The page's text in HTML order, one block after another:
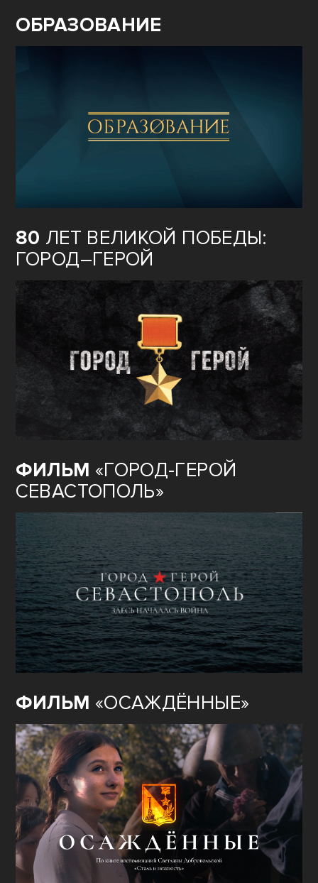
ОБРАЗОВАНИЕ
80 ЛЕТ ВЕЛИКОЙ ПОБЕДЫ:
ГОРОД–ГЕРОЙ
ФИЛЬМ «ГОРОД-ГЕРОЙ
СЕВАСТОПОЛЬ»
ФИЛЬМ «ОСАЖДЁННЫЕ»